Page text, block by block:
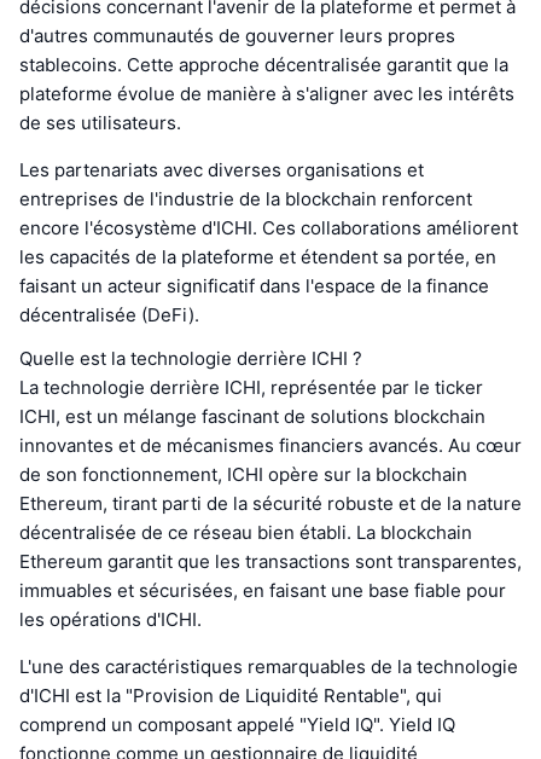
décisions concernant l'avenir de la plateforme et permet à
d'autres communautés de gouverner leurs propres
stablecoins. Cette approche décentralisée garantit que la
plateforme évolue de manière à s'aligner avec les intérêts
de ses utilisateurs.
Les partenariats avec diverses organisations et
entreprises de l'industrie de la blockchain renforcent
encore l'écosystème d'ICHI. Ces collaborations améliorent
les capacités de la plateforme et étendent sa portée, en
faisant un acteur significatif dans l'espace de la finance
décentralisée (DeFi).
Quelle est la technologie derrière ICHI ?
La technologie derrière ICHI, représentée par le ticker
ICHI, est un mélange fascinant de solutions blockchain
innovantes et de mécanismes financiers avancés. Au cœur
de son fonctionnement, ICHI opère sur la blockchain
Ethereum, tirant parti de la sécurité robuste et de la nature
décentralisée de ce réseau bien établi. La blockchain
Ethereum garantit que les transactions sont transparentes,
immuables et sécurisées, en faisant une base fiable pour
les opérations d'ICHI.
L'une des caractéristiques remarquables de la technologie
d'ICHI est la "Provision de Liquidité Rentable", qui
comprend un composant appelé "Yield IQ". Yield IQ
fonctionne comme un gestionnaire de liquidité